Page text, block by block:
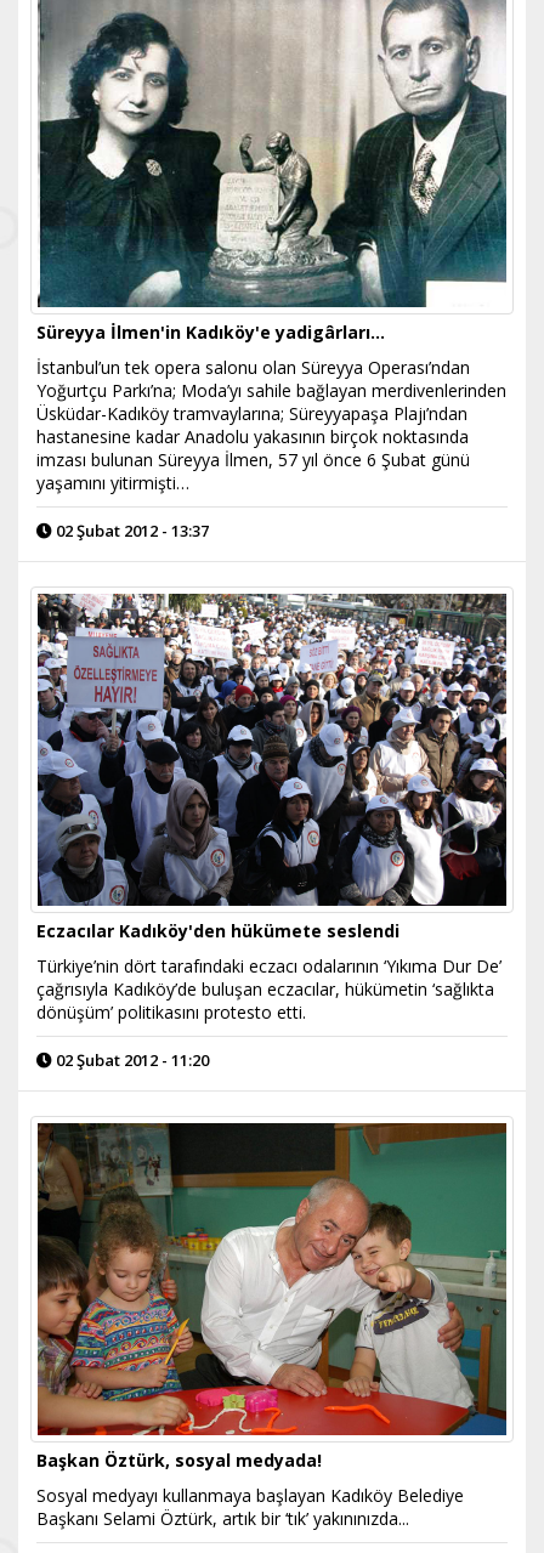
Süreyya İlmen'in Kadıköy'e yadigârları…
İstanbul’un tek opera salonu olan Süreyya Operası’ndan
Yoğurtçu Parkı’na; Moda’yı sahile bağlayan merdivenlerinden
Üsküdar-Kadıköy tramvaylarına; Süreyyapaşa Plajı’ndan
hastanesine kadar Anadolu yakasının birçok noktasında
imzası bulunan Süreyya İlmen, 57 yıl önce 6 Şubat günü
yaşamını yitirmişti…
02 Şubat 2012 - 13:37
Eczacılar Kadıköy'den hükümete seslendi
Türkiye’nin dört tarafındaki eczacı odalarının ‘Yıkıma Dur De’
çağrısıyla Kadıköy’de buluşan eczacılar, hükümetin ‘sağlıkta
dönüşüm’ politikasını protesto etti.
02 Şubat 2012 - 11:20
Başkan Öztürk, sosyal medyada!
Sosyal medyayı kullanmaya başlayan Kadıköy Belediye
Başkanı Selami Öztürk, artık bir ‘tık’ yakınınızda...